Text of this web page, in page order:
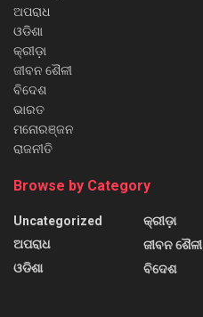
ଅପରାଧ
ଓଡିଶା
କ୍ରୀଡ଼ା
ଜୀବନ ଶୈଳୀ
ବିଦେଶ
ଭାରତ
ମନୋରଞ୍ଜନ
ରାଜନୀତି
Browse by Category
Uncategorized
ଅପରାଧ
ଓଡିଶା
କ୍ରୀଡ଼ା
ଜୀବନ ଶୈଳୀ
ବିଦେଶ